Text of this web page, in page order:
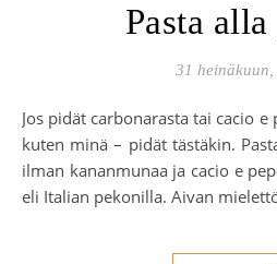
Pasta
31 heinäkuun,
Jos pidät carbonarasta tai cacio e pepestä – tai molemmista
kuten minä – pidät tästäkin.
ilman kananmunaa ja cacio e
eli Italian pekonilla. Aivan